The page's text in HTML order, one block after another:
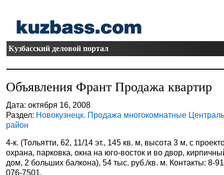
Кузбасский деловой портал
Объявления Франт Продажа квартир
Дата: октября 16, 2008
Раздел: Новокузнецк. Продажа многокомнатные
район
4-к. (Тольятти, 62, 11/14 эт., 145 кв. м, высота 3 м, с
охрана, парковка, окна на юго-восток и во двор,
дом, 2 больших балкона), 54 тыс. руб./кв. м. Контакты: 8-
076-7501.